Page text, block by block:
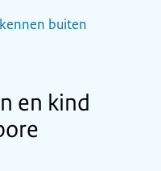
buiten
en kind